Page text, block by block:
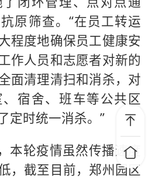
原筛查。“在员工转运
程度地确保员工健康安
作人员和志愿者对新的
面清理清扫和消杀，对
宿舍、班车等公共区
定时统一消杀。”
本轮疫情虽然传播速度
，截至目前，郑州园区